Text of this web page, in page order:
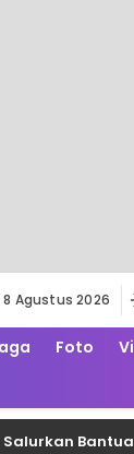
Agustus 2026
Foto
Bantuan